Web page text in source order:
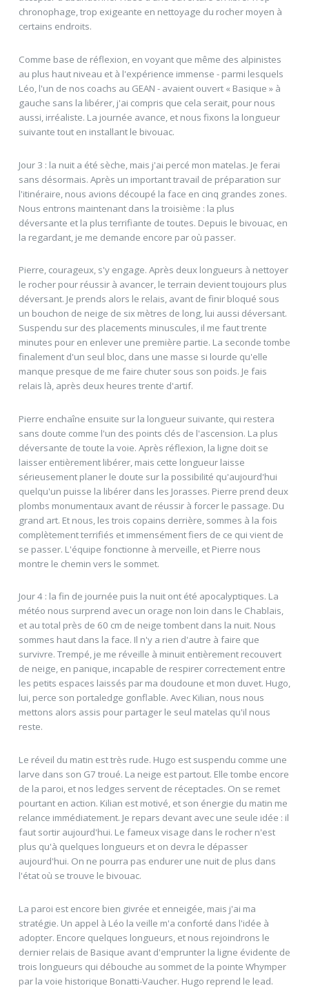
chronophage, trop exigeante en nettoyage du rocher moyen à
certains endroits.
Comme base de réflexion, en voyant que même des alpinistes
au plus haut niveau et à l'expérience immense - parmi lesquels
Léo, l'un de nos coachs au GEAN - avaient ouvert « Basique » à
gauche sans la libérer, j'ai compris que cela serait, pour nous
aussi, irréaliste. La journée avance, et nous fixons la longueur
suivante tout en installant le bivouac.
Jour 3 : la nuit a été sèche, mais j'ai percé mon matelas. Je ferai
sans désormais. Après un important travail de préparation sur
l'itinéraire, nous avions découpé la face en cinq grandes zones.
Nous entrons maintenant dans la troisième : la plus
déversante et la plus terrifiante de toutes. Depuis le bivouac, en
la regardant, je me demande encore par où passer.
Pierre, courageux, s'y engage. Après deux longueurs à nettoyer
le rocher pour réussir à avancer, le terrain devient toujours plus
déversant. Je prends alors le relais, avant de finir bloqué sous
un bouchon de neige de six mètres de long, lui aussi déversant.
Suspendu sur des placements minuscules, il me faut trente
minutes pour en enlever une première partie. La seconde tombe
finalement d'un seul bloc, dans une masse si lourde qu'elle
manque presque de me faire chuter sous son poids. Je fais
relais là, après deux heures trente d'artif.
Pierre enchaîne ensuite sur la longueur suivante, qui restera
sans doute comme l'un des points clés de l'ascension. La plus
déversante de toute la voie. Après réflexion, la ligne doit se
laisser entièrement libérer, mais cette longueur laisse
sérieusement planer le doute sur la possibilité qu'aujourd'hui
quelqu'un puisse la libérer dans les Jorasses. Pierre prend deux
plombs monumentaux avant de réussir à forcer le passage. Du
grand art. Et nous, les trois copains derrière, sommes à la fois
complètement terrifiés et immensément fiers de ce qui vient de
se passer. L'équipe fonctionne à merveille, et Pierre nous
montre le chemin vers le sommet.
Jour 4 : la fin de journée puis la nuit ont été apocalyptiques. La
météo nous surprend avec un orage non loin dans le Chablais,
et au total près de 60 cm de neige tombent dans la nuit. Nous
sommes haut dans la face. Il n'y a rien d'autre à faire que
survivre. Trempé, je me réveille à minuit entièrement recouvert
de neige, en panique, incapable de respirer correctement entre
les petits espaces laissés par ma doudoune et mon duvet. Hugo,
lui, perce son portaledge gonflable. Avec Kilian, nous nous
mettons alors assis pour partager le seul matelas qu'il nous
reste.
Le réveil du matin est très rude. Hugo est suspendu comme une
larve dans son G7 troué. La neige est partout. Elle tombe encore
de la paroi, et nos ledges servent de réceptacles. On se remet
pourtant en action. Kilian est motivé, et son énergie du matin me
relance immédiatement. Je repars devant avec une seule idée : il
faut sortir aujourd'hui. Le fameux visage dans le rocher n'est
plus qu'à quelques longueurs et on devra le dépasser
aujourd'hui. On ne pourra pas endurer une nuit de plus dans
l'état où se trouve le bivouac.
La paroi est encore bien givrée et enneigée, mais j'ai ma
stratégie. Un appel à Léo la veille m'a conforté dans l'idée à
adopter. Encore quelques longueurs, et nous rejoindrons le
dernier relais de Basique avant d'emprunter la ligne évidente de
trois longueurs qui débouche au sommet de la pointe Whymper
par la voie historique Bonatti-Vaucher. Hugo reprend le lead.